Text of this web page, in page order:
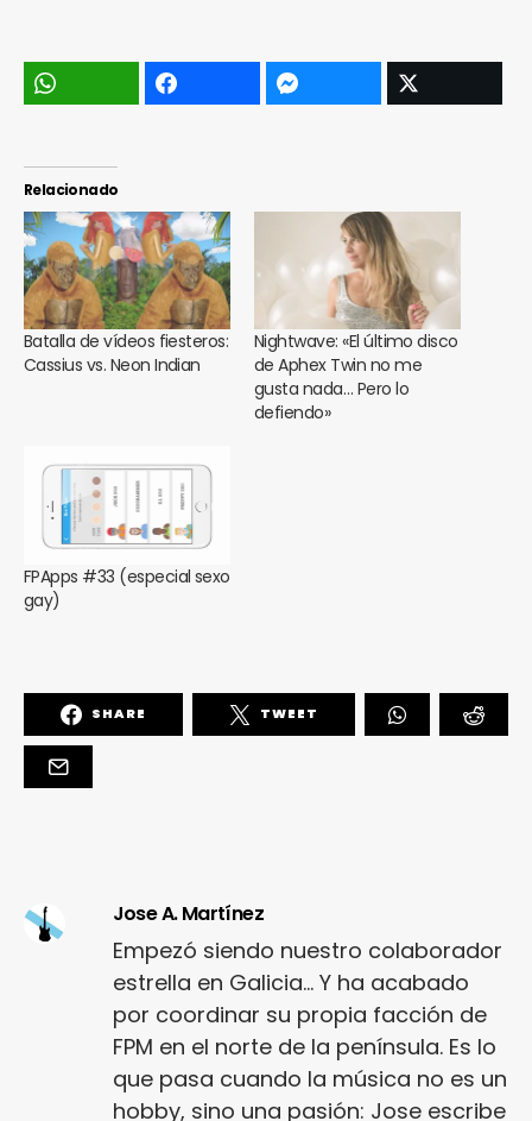
Relacionado
Batalla de vídeos fiesteros:
Cassius vs. Neon Indian
Nightwave: «El último disco
de Aphex Twin no me
gusta nada… Pero lo
defiendo»
FPApps #33 (especial sexo
gay)
SHARE TWEET
Jose A. Martínez
Empezó siendo nuestro colaborador
estrella en Galicia... Y ha acabado
por coordinar su propia facción de
FPM en el norte de la península. Es lo
que pasa cuando la música no es un
hobby, sino una pasión: Jose escribe